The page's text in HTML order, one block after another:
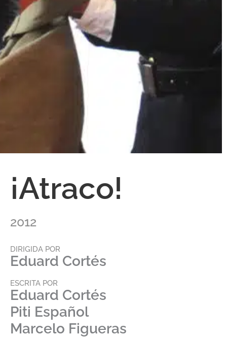
¡Atraco!
2012
DIRIGIDA POR
Eduard Cortés
ESCRITA POR
Eduard Cortés
Piti Español
Marcelo Figueras